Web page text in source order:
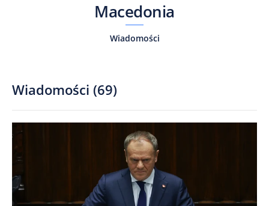
Macedonia
Wiadomości
Wiadomości (69)